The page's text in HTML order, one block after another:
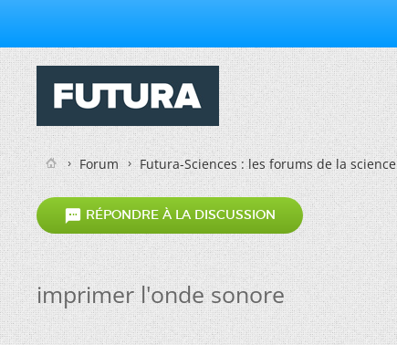
Forum Futura-Sciences : les forums de la science
 RÉPONDRE À LA DISCUSSION
imprimer l'onde sonore